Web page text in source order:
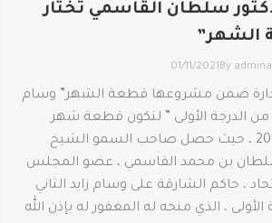
سلطان القاسمي تختار
الشهر”
By admina
01/11/2021
ضمن مشروعها قطعة الشهر” وسام
من الدرجة الأولى ” لتكون قطعة شهر
نوفمبر 2021 ، حيث حصل صاحب السمو الشيخ
سلطان بن محمد القاسمي ، عضو المجلس
، حاكم الشارقة على وسام زايد الثاني
الأولى ، الذي منحه له المغفور له بإذن الله